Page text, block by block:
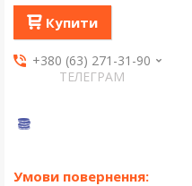
Купити
+380 (63) 271-31-90
ТЕЛЕГРАМ